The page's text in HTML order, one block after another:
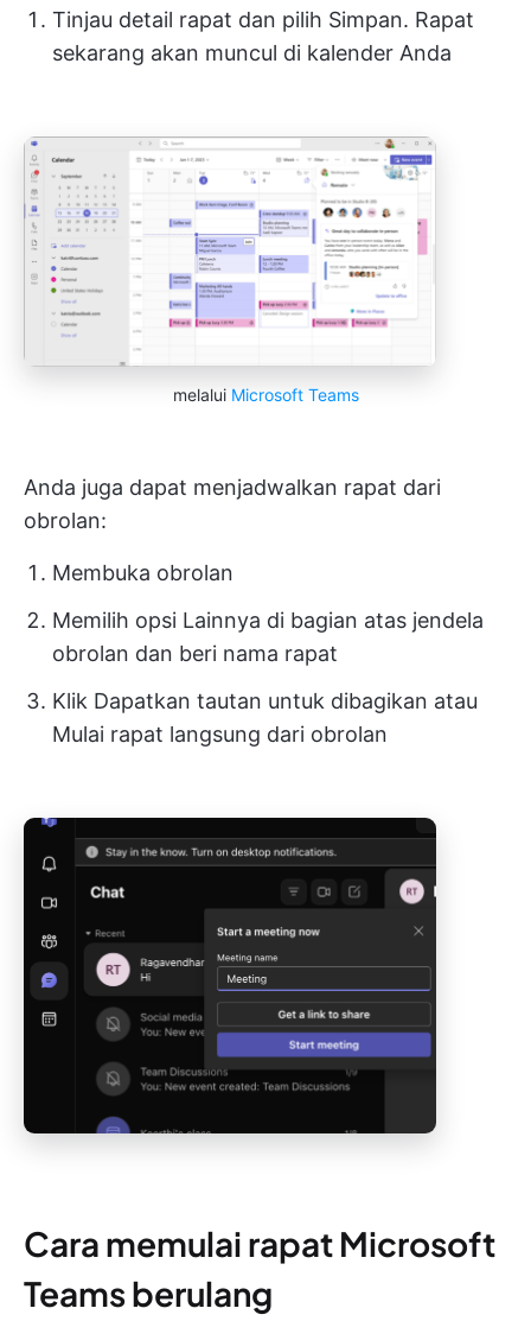
Tinjau detail rapat dan pilih Simpan. Rapat
sekarang akan muncul di kalender Anda
melalui Microsoft Teams
Anda juga dapat menjadwalkan rapat dari
obrolan:
Membuka obrolan
Memilih opsi Lainnya di bagian atas jendela
obrolan dan beri nama rapat
Klik Dapatkan tautan untuk dibagikan atau
Mulai rapat langsung dari obrolan
Cara memulai rapat Microsoft
Teams berulang